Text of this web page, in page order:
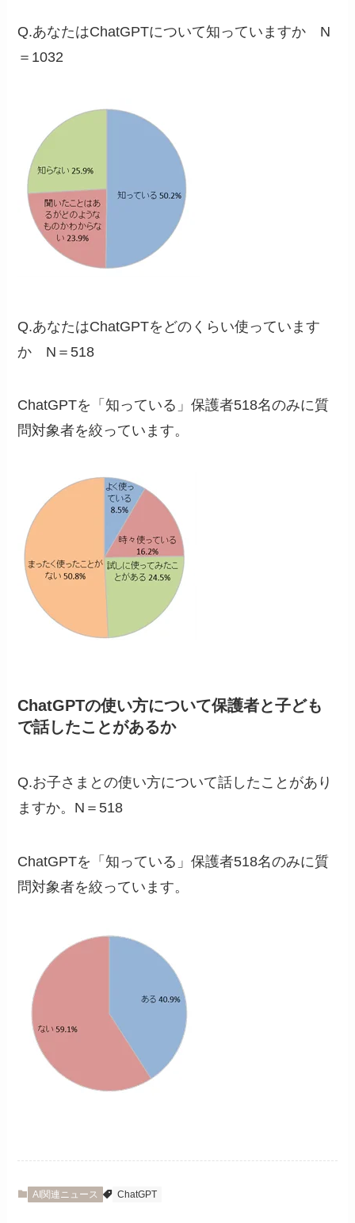
Q.あなたはChatGPTについて知っていますか N
＝1032
Q.あなたはChatGPTをどのくらい使っています
か N＝518
ChatGPTを「知っている」保護者518名のみに質
問対象者を絞っています。
ChatGPTの使い方について保護者と子ども
で話したことがあるか
Q.お子さまとの使い方について話したことがあり
ますか。N＝518
ChatGPTを「知っている」保護者518名のみに質
問対象者を絞っています。
AI関連ニュース ChatGPT